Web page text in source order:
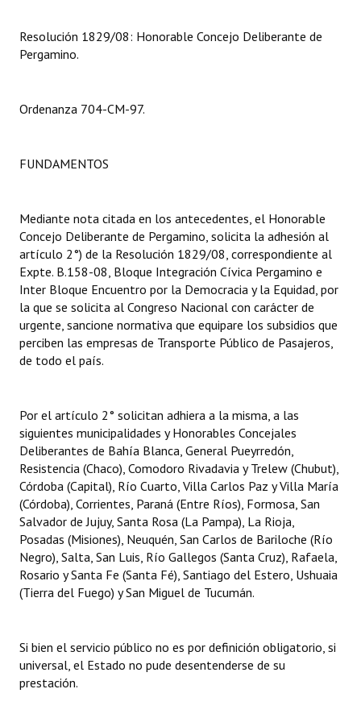
Organigrama
Informes de Gestión
Actas de Sesión
Informes de Unidad Coordinadora
Ejecución Presupuestaria
Actas de Audiencias Públicas
NORMATIVA
Declaraciones
Resoluciones
Resoluciones de Presidencia
INSTITUCIONAL
Antiguos Pobladores
Noticias Destacadas
Datos Históricos
Premio al Mérito - Registro
Resolución 1829/08: Honorable Concejo Deliberante de
Pergamino.
Ordenanza 704-CM-97.
FUNDAMENTOS
Mediante nota citada en los antecedentes, el Honorable
Concejo Deliberante de Pergamino, solicita la adhesión al
artículo 2°) de la Resolución 1829/08, correspondiente al
Expte. B.158-08, Bloque Integración Cívica Pergamino e
Inter Bloque Encuentro por la Democracia y la Equidad, por
la que se solicita al Congreso Nacional con carácter de
urgente, sancione normativa que equipare los subsidios que
perciben las empresas de Transporte Público de Pasajeros,
de todo el país.
Por el artículo 2° solicitan adhiera a la misma, a las
siguientes municipalidades y Honorables Concejales
Deliberantes de Bahía Blanca, General Pueyrredón,
Resistencia (Chaco), Comodoro Rivadavia y Trelew (Chubut),
Córdoba (Capital), Río Cuarto, Villa Carlos Paz y Villa María
(Córdoba), Corrientes, Paraná (Entre Ríos), Formosa, San
Salvador de Jujuy, Santa Rosa (La Pampa), La Rioja,
Posadas (Misiones), Neuquén, San Carlos de Bariloche (Río
Negro), Salta, San Luis, Río Gallegos (Santa Cruz), Rafaela,
Rosario y Santa Fe (Santa Fé), Santiago del Estero, Ushuaia
(Tierra del Fuego) y San Miguel de Tucumán.
Si bien el servicio público no es por definición obligatorio, si
universal, el Estado no pude desentenderse de su
prestación.